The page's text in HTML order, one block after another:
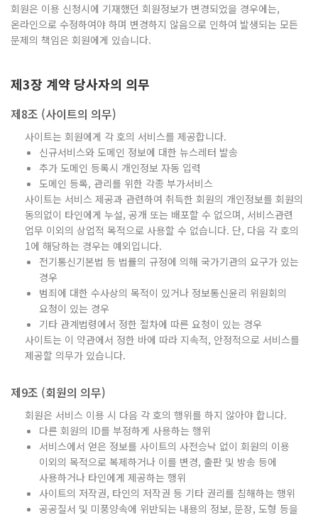
회원은 이용 신청시에 기재했던 회원정보가 변경되었을 경우에는,
온라인으로 수정하여야 하며 변경하지 않음으로 인하여 발생되는 모든
문제의 책임은 회원에게 있습니다.
제3장 계약 당사자의 의무
제8조 (사이트의 의무)
사이트는 회원에게 각 호의 서비스를 제공합니다.
신규서비스와 도메인 정보에 대한 뉴스레터 발송
추가 도메인 등록시 개인정보 자동 입력
도메인 등록, 관리를 위한 각종 부가서비스
사이트는 서비스 제공과 관련하여 취득한 회원의 개인정보를 회원의
동의없이 타인에게 누설, 공개 또는 배포할 수 없으며, 서비스관련
업무 이외의 상업적 목적으로 사용할 수 없습니다. 단, 다음 각 호의
1에 해당하는 경우는 예외입니다.
전기통신기본법 등 법률의 규정에 의해 국가기관의 요구가 있는
경우
범죄에 대한 수사상의 목적이 있거나 정보통신윤리 위원회의
요청이 있는 경우
기타 관계법령에서 정한 절차에 따른 요청이 있는 경우
사이트는 이 약관에서 정한 바에 따라 지속적, 안정적으로 서비스를
제공할 의무가 있습니다.
제9조 (회원의 의무)
회원은 서비스 이용 시 다음 각 호의 행위를 하지 않아야 합니다.
다른 회원의 ID를 부정하게 사용하는 행위
서비스에서 얻은 정보를 사이트의 사전승낙 없이 회원의 이용
이외의 목적으로 복제하거나 이를 변경, 출판 및 방송 등에
사용하거나 타인에게 제공하는 행위
사이트의 저작권, 타인의 저작권 등 기타 권리를 침해하는 행위
공공질서 및 미풍양속에 위반되는 내용의 정보, 문장, 도형 등을